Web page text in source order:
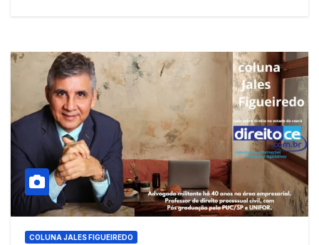
COLUNA JALES FIGUEIREDO